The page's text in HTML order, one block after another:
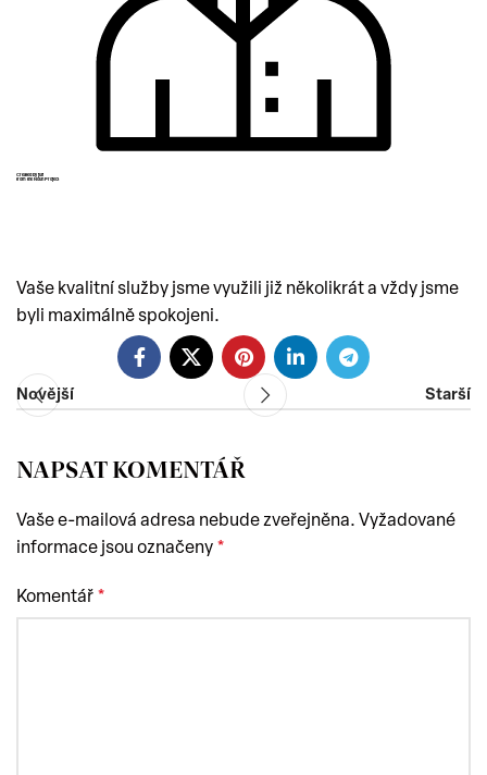
Vaše kvalitní služby jsme využili již několikrát a vždy jsme
byli maximálně spokojeni.
Novější Starší
NAPSAT KOMENTÁŘ
Vaše e-mailová adresa nebude zveřejněna. Vyžadované
informace jsou označeny *
Komentář *